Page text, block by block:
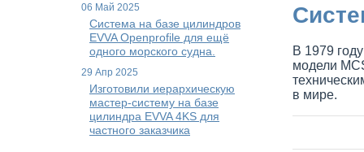
06 Май 2025
Система на базе цилиндров
EVVA Openprofile для ещё
одного морского судна.
29 Апр 2025
Изготовили иерархическую
мастер-систему на базе
цилиндра EVVA 4KS для
частного заказчика
В 1979
модели
в мире.